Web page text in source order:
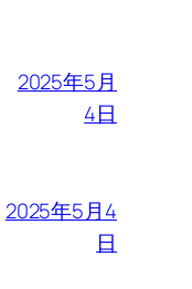
2025年5月
4日
2025年5月4
日